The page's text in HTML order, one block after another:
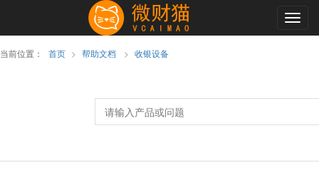
当前位置： 首页 > 帮助文档 > 收银设备